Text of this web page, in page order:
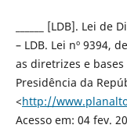
______ [LDB]. Lei
– LDB. Lei nº 9394,
as diretrizes e
Presidência da
<http://
Acesso em: 04 fev.